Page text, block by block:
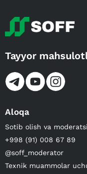
Tayyor
Aloqa
Sotib olish va
+998 (91) 008 67 89
@soff_moderator
Texnik muammolar